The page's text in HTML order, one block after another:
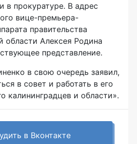
в прокуратуре. В адрес
вице-премьера-
правительства
области Алексея Родина
представление.
в свою очередь заявил,
в совет и работать в его
калининградцев и области».
в Вконтакте